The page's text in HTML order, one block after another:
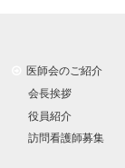
医師会のご紹介
会長挨拶
役員紹介
訪問看護師募集